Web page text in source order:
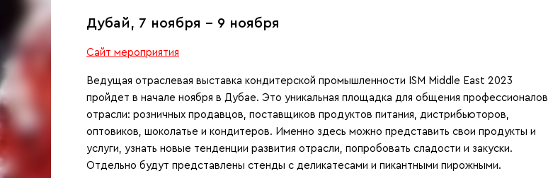
Дубай, 7 ноября - 9 ноября
Сайт мероприятия
Ведущая отраслевая выставка кондитерской промышленности ISM Middle East 2023
пройдет в начале ноября в Дубае. Это уникальная площадка для общения профессионалов
отрасли: розничных продавцов, поставщиков продуктов питания, дистрибьюторов,
оптовиков, шоколатье и кондитеров. Именно здесь можно представить свои продукты и
услуги, узнать новые тенденции развития отрасли, попробовать сладости и закуски.
Отдельно будут представлены стенды с деликатесами и пикантными пирожными.